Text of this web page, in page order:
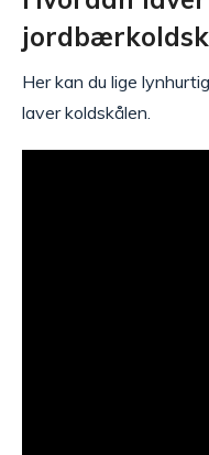
Her kan du lige
laver koldskålen.